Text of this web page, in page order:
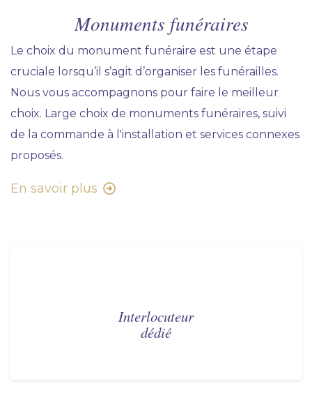
Monuments funéraires
Le choix du monument funéraire est une étape
cruciale lorsqu’il s’agit d’organiser les funérailles.
Nous vous accompagnons pour faire le meilleur
choix. Large choix de monuments funéraires, suivi
de la commande à l'installation et services connexes
proposés.
En savoir plus
Interlocuteur
dédié